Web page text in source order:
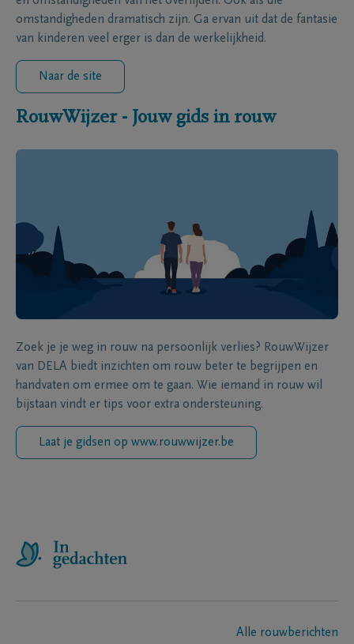
omstandigheden dramatisch zijn. Ga ervan uit dat de fantasie
van kinderen veel erger is dan de werkelijkheid.
Naar de site
RouwWijzer - Jouw gids in rouw
Zoek je je weg in rouw na persoonlijk verlies? RouwWijzer
van DELA biedt inzichten om rouw beter te begrijpen en
handvaten om ermee om te gaan. Wie iemand in rouw wil
bijstaan vindt er tips voor extra ondersteuning.
Laat je gidsen op www.rouwwijzer.be
Alle rouwberichten